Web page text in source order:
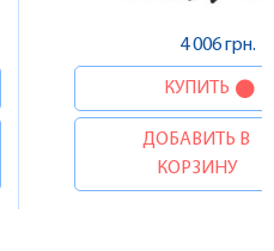
4 006 грн.
КУПИТЬ
ДОБАВИТЬ В
КОРЗИНУ